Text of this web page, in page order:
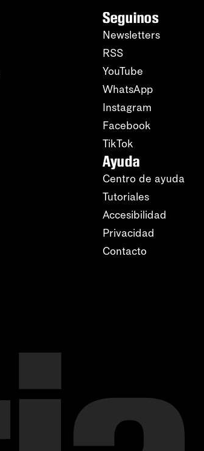
Seguinos
Newsletters
RSS
YouTube
WhatsApp
Instagram
Facebook
TikTok
Ayuda
Centro de ayuda
Tutoriales
Accesibilidad
Privacidad
Contacto